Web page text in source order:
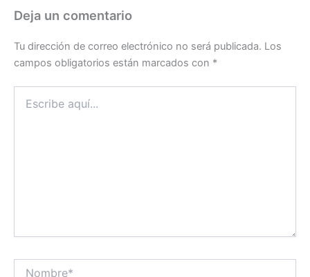
Deja un comentario
Tu dirección de correo electrónico no será publicada. Los
campos obligatorios están marcados con *
aquí...